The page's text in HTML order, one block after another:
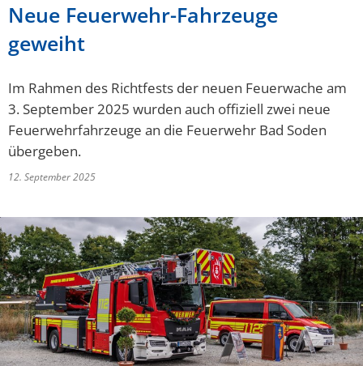
Neue Feuerwehr-Fahrzeuge
geweiht
Im Rahmen des Richtfests der neuen Feuerwache am
3. September 2025 wurden auch offiziell zwei neue
Feuerwehrfahrzeuge an die Feuerwehr Bad Soden
übergeben.
12. September 2025